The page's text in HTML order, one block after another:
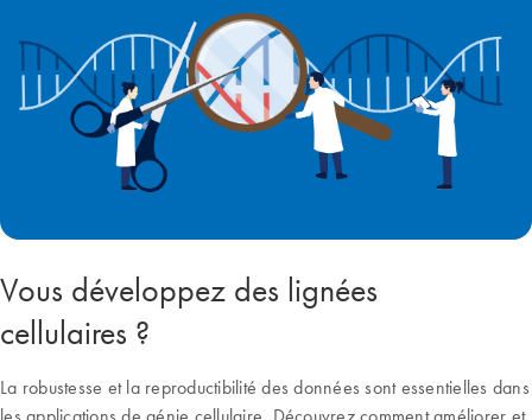
Vous développez des lignées
cellulaires ?
La robustesse et la reproductibilité des données sont essentielles dans
les applications de génie cellulaire. Découvrez comment améliorer et